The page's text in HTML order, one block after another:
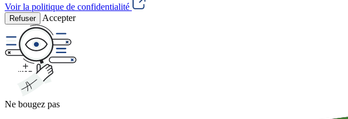
Voir la politique de confidentialité
Refuser Accepter
Ne bougez pas